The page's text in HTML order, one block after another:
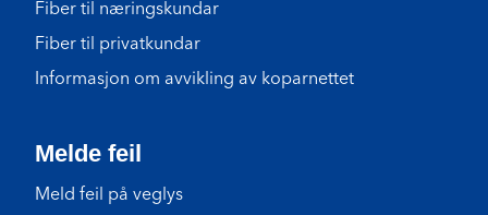
Fiber til næringskundar
Fiber til privatkundar
Informasjon om avvikling av koparnettet
Melde feil
Meld feil på veglys